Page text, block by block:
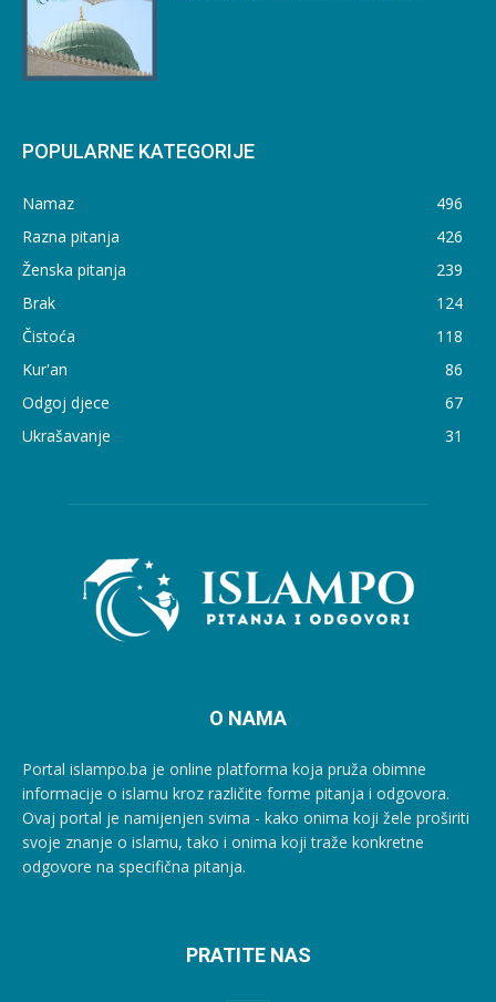
POPULARNE KATEGORIJE
Namaz
496
Razna pitanja
426
Ženska pitanja
239
Brak
124
Čistoća
118
Kur'an
86
Odgoj djece
67
Ukrašavanje
31
O NAMA
Portal islampo.ba je online platforma koja pruža obimne
informacije o islamu kroz različite forme pitanja i odgovora.
Ovaj portal je namijenjen svima - kako onima koji žele proširiti
svoje znanje o islamu, tako i onima koji traže konkretne
odgovore na specifična pitanja.
PRATITE NAS